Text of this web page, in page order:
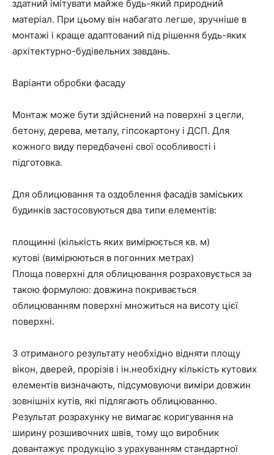
здатний імітувати майже будь-який природний
матеріал. При цьому він набагато легше, зручніше в
монтажі і краще адаптований під рішення будь-яких
архітектурно-будівельних завдань.
Варіанти обробки фасаду
Монтаж може бути здійснений на поверхні з цегли,
бетону, дерева, металу, гіпсокартону і ДСП. Для
кожного виду передбачені свої особливості і
підготовка.
Для облицювання та оздоблення фасадів заміських
будинків застосовуються два типи елементів:
площинні (кількість яких вимірюється кв. м)
кутові (вимірюються в погонних метрах)
Площа поверхні для облицювання розраховується за
такою формулою: довжина покривається
облицюванням поверхні множиться на висоту цієї
поверхні.
З отриманого результату необхідно відняти площу
вікон, дверей, прорізів і ін.необхідну кількість кутових
елементів визначають, підсумовуючи виміри довжин
зовнішніх кутів, які підлягають облицюванню.
Результат розрахунку не вимагає коригування на
ширину розшивочних швів, тому що виробник
довантажує продукцію з урахуванням стандартної